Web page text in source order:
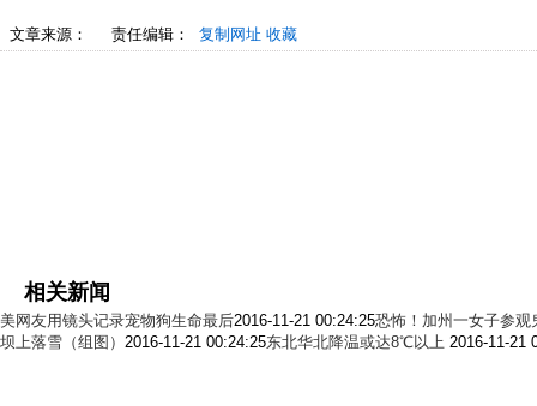
文章来源： 责任编辑： 复制网址 收藏
相关新闻
美网友用镜头记录宠物狗生命最后2016-11-21 00:24:25恐怖！加州一女子参观
坝上落雪（组图） 2016-11-21 00:24:25东北华北降温或达8℃以上 2016-11-21